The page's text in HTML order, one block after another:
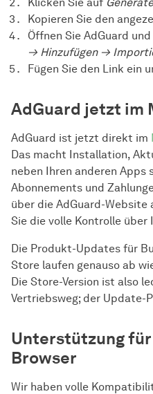
Kopieren Sie den
Öffnen Sie AdGuard
→ Hinzufügen →
Fügen Sie den Link ein
AdGuard jetzt im
AdGuard ist jetzt direkt im
Das macht Installation,
neben Ihren anderen Apps
Abonnements und
über die AdGuard-
Sie die volle Kontrolle über
Die Produkt-Updates für
Store laufen genauso ab
Die Store-Version ist also
Vertriebsweg; der Update-
Unterstützung
Browser
Wir haben volle